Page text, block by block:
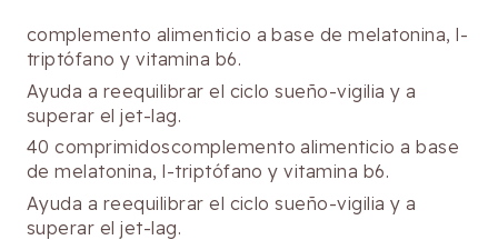
complemento alimenticio a base de melatonina, l-
triptófano y vitamina b6.
Ayuda a reequilibrar el ciclo sueño-vigilia y a
superar el jet-lag.
40 comprimidoscomplemento alimenticio a base
de melatonina, l-triptófano y vitamina b6.
Ayuda a reequilibrar el ciclo sueño-vigilia y a
superar el jet-lag.